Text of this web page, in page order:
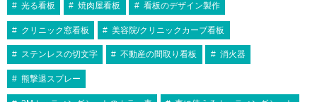
光る看板 焼肉屋看板 看板のデザイン製作
クリニック窓看板 美容院/クリニックカーブ看板
ステンレスの切文字 不動産の間取り看板 消火器
熊撃退スプレー